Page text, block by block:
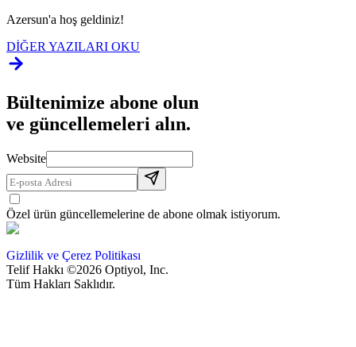
Azersun'a hoş geldiniz!
DİĞER YAZILARI OKU
Bültenimize abone olun
ve güncellemeleri alın.
Website
Özel ürün güncellemelerine de abone olmak istiyorum.
Gizlilik ve Çerez Politikası
Telif Hakkı ©2026 Optiyol, Inc.
Tüm Hakları Saklıdır.